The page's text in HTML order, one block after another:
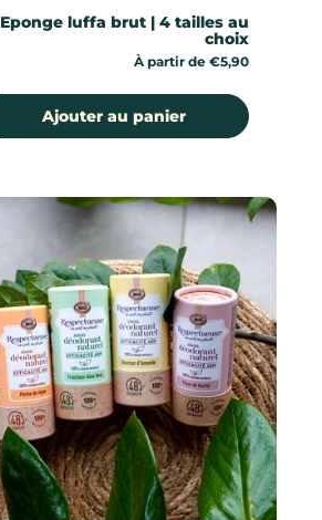
Eponge luffa brut | 4 tailles au
choix
Prix:
À partir de €5,90
Ajouter au panier